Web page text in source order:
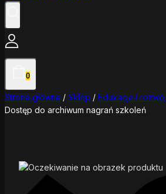
0
Strona główna / Sklep / Edukacja i rozwój
Dostęp do archiwum nagrań szkoleń